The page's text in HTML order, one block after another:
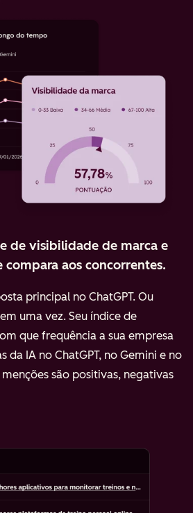
de visibilidade de marca e
compara aos concorrentes.
principal no ChatGPT. Ou
uma vez. Seu índice de
que frequência a sua empresa
da IA no ChatGPT, no Gemini e no
menções são positivas, negativas